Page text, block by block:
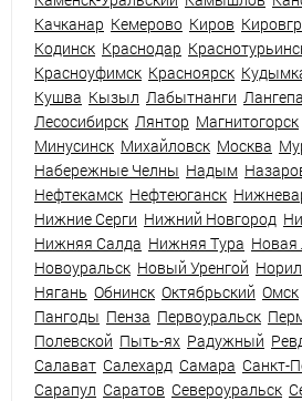
Качканар Кемерово Киров
Кодинск Краснодар
Красноуфимск Красноярск
Кушва Кызыл Лабытнанги
Лесосибирск Лянтор Магнитогорск
Минусинск Михайловск Москва
Набережные Челны Надым
Нефтекамск Нефтеюганск
Нижние Серги Нижний Новгород
Нижняя Салда Нижняя Тура Новая
Новоуральск Новый Уренгой
Нягань Обнинск Октябрьский Омск
Пангоды Пенза Первоуральск
Полевской Пыть-ях Радужный
Салават Салехард Самара Санкт-
Сарапул Саратов Североуральск